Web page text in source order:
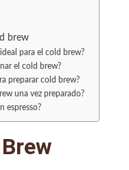
brew
para el cold brew?
el cold brew?
preparar cold brew?
una vez preparado?
espresso?